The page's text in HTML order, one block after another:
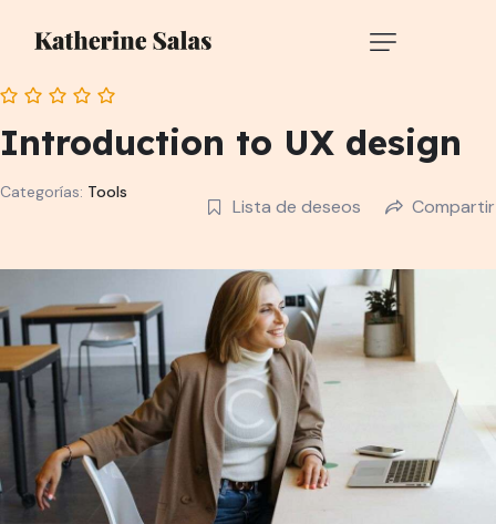
Introduction to UX design
Categorías: Tools
Lista de deseos Compartir